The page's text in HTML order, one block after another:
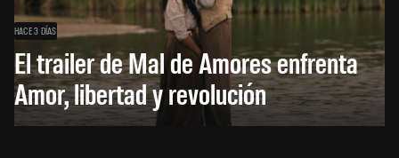
HACE 3 DÍAS
El trailer de Mal de Amores enfrenta
Amor, libertad y revolución